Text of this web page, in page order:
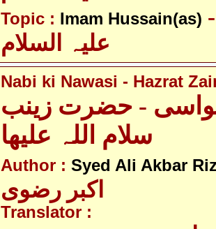
Topic : Imam Hussain(as)
علیہ السلام
Nabi ki Nawasi - Hazrat
- حضرت زینب
Author : Syed Ali Akbar
اکبر رضوی
Translator :